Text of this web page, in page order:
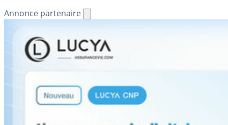
Annonce partenaire